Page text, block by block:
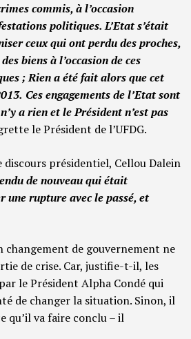
commis, à l’occasion
politiques. L’Etat s’était
ceux qui ont perdu des proches,
biens à l’occasion de ces
; Rien a été fait alors que cet
Ces engagements de l’Etat sont
a rien et le Président n’est pas
le Président de l’UFDG.
discours présidentiel, Cellou Dalein
de nouveau qui était
une rupture avec le passé, et
changement de gouvernement ne
de crise. Car, justifie-t-il, les
le Président Alpha Condé qui
de changer la situation. Sinon, il
qu’il va faire conclu – il